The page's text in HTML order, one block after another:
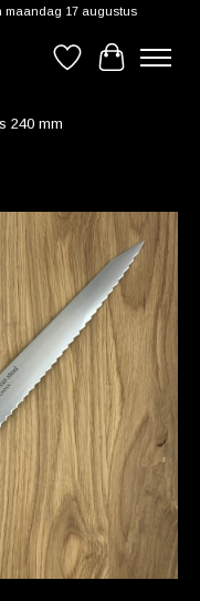
maandag 17 augustus
Verlanglijst
240 mm
Items